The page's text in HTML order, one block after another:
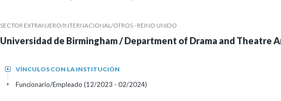
SECTOR EXTRANJERO/INTERNACIONAL/OTROS - REINO UNIDO
Universidad de Birmingham / Department of Drama and Theatre
VÍNCULOS CON LA INSTITUCIÓN
+
Funcionario/Empleado (12/2023 - 02/2024)
+